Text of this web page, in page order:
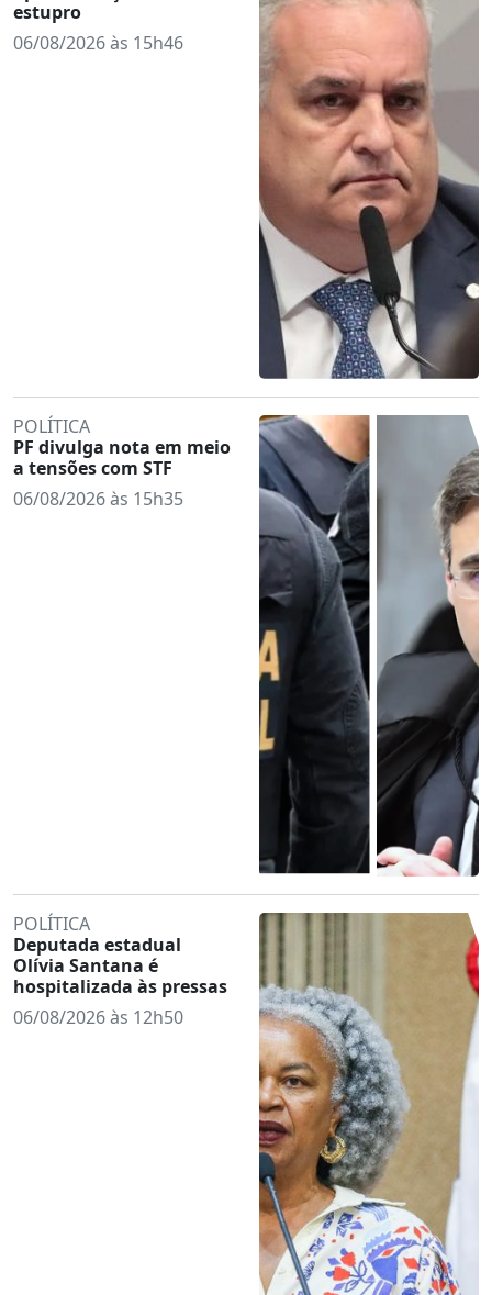
estupro
06/08/2026 às 15h46
POLÍTICA
PF divulga nota em meio
a tensões com STF
06/08/2026 às 15h35
POLÍTICA
Deputada estadual
Olívia Santana é
hospitalizada às pressas
06/08/2026 às 12h50